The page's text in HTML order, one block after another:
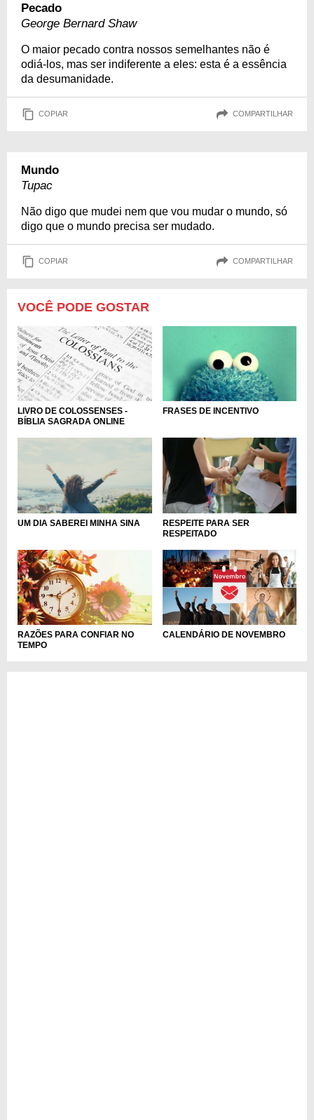
Pecado
George Bernard Shaw
O maior pecado contra nossos semelhantes não é
odiá-los, mas ser indiferente a eles: esta é a essência
da desumanidade.
COPIAR COMPARTILHAR
Mundo
Tupac
Não digo que mudei nem que vou mudar o mundo, só
digo que o mundo precisa ser mudado.
COPIAR COMPARTILHAR
VOCÊ PODE GOSTAR
LIVRO DE COLOSSENSES -
BÍBLIA SAGRADA ONLINE
FRASES DE INCENTIVO
UM DIA SABEREI MINHA SINA
RESPEITE PARA SER
RESPEITADO
RAZÕES PARA CONFIAR NO
TEMPO
CALENDÁRIO DE NOVEMBRO